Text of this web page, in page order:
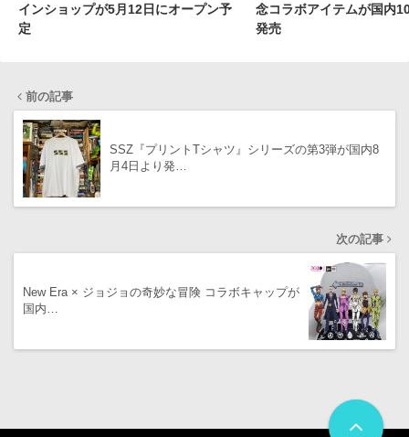
インショップが5月12日にオープン予
定
念コラボアイテムが国内
発売
前の記事
SSZ『プリントTシャツ』シリーズの第3弾が国内8
月4日より発…
次の記事
New Era × ジョジョの奇妙な冒険 コラボキャップが
国内…